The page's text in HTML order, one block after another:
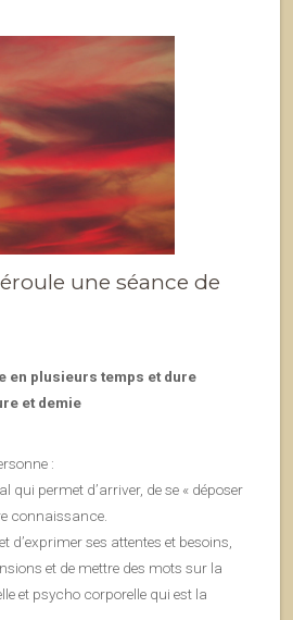
une séance de
en plusieurs temps et dure
et demie
:
qui permet d’arriver, de se « déposer
connaissance.
d’exprimer ses attentes et besoins,
et de mettre des mots sur la
et psycho corporelle qui est la